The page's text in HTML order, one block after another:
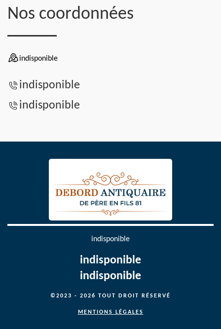
Nos coordonnées
indisponible
indisponible
indisponible
indisponible
indisponible
indisponible
©2023 - 2026 TOUT DROIT RÉSERVÉ
MENTIONS LÉGALES